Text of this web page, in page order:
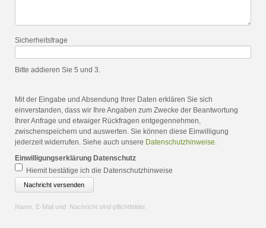
Pflichtfeld
Sicherheitsfrage
Bitte addieren Sie 5 und 3.
Mit der Eingabe und Absendung Ihrer Daten erklären Sie sich
einverstanden, dass wir Ihre Angaben zum Zwecke der Beantwortung
Ihrer Anfrage und etwaiger Rückfragen entgegennehmen,
zwischenspeichern und auswerten. Sie können diese Einwilligung
jederzeit widerrufen. Siehe auch unsere Datenschutzhinweise.
Pflichtfeld
Einwilligungserklärung Datenschutz
Hiemit bestätige ich die Datenschutzhinweise
Name, E-Mail und Nachricht sind pflichtfelder.